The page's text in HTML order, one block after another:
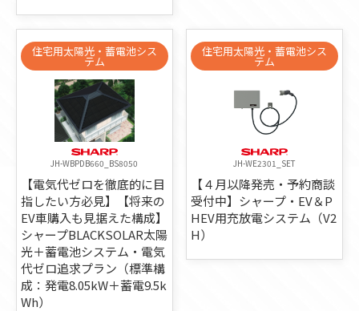
住宅用太陽光・蓄電池シス
テム
JH-WBPDB660_BS8050
【電気代ゼロを徹底的に目
指したい方必見】【将来の
EV車購入も見据えた構成】
シャープBLACKSOLAR太陽
光＋蓄電池システム・電気
代ゼロ追求プラン（標準構
成：発電8.05kW＋蓄電9.5k
Wh）
住宅用太陽光・蓄電池シス
テム
JH-WE2301_SET
【４月以降発売・予約商談
受付中】シャープ・EV＆P
HEV用充放電システム（V2
H）